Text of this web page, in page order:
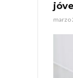
marzo